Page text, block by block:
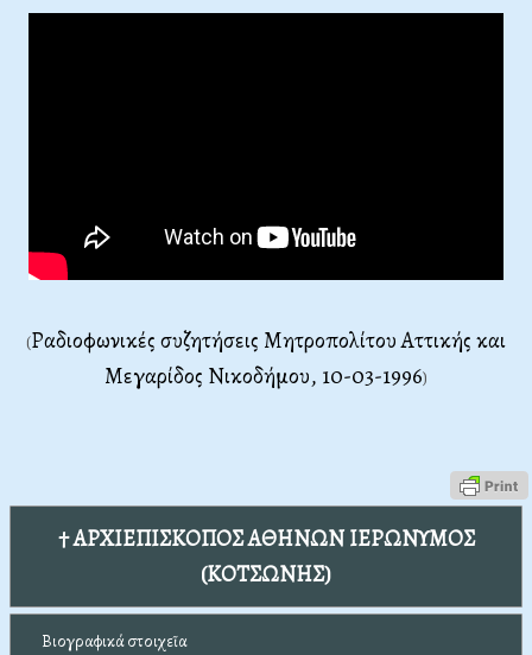
(Ραδιοφωνικές συζητήσεις Μητροπολίτου Αττικής και
Μεγαρίδος Νικοδήμου, 10-03-1996)
† ΑΡΧΙΕΠΙΣΚΟΠΟΣ ΑΘΗΝΩΝ ΙΕΡΩΝΥΜΟΣ
(ΚΟΤΣΩΝΗΣ)
Βιογραφικά στοιχεῖα